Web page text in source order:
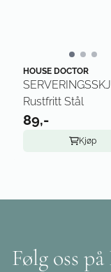
HOUSE DOCTOR
Rustfritt Stål
89,-
Kjøp
Følg oss